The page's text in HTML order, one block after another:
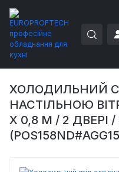
EUROPROFTECH
ХОЛОДИЛЬНИЙ
НАСТІЛЬНОЮ
X 0,8 М / 2 ДВЕРІ /